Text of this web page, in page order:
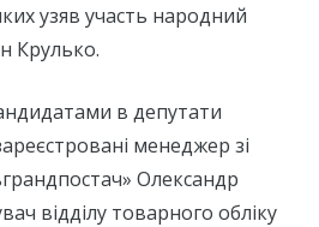
узяв участь народний
Крулько.
в депутати
менеджер зі
Олександр
відділу товарного обліку